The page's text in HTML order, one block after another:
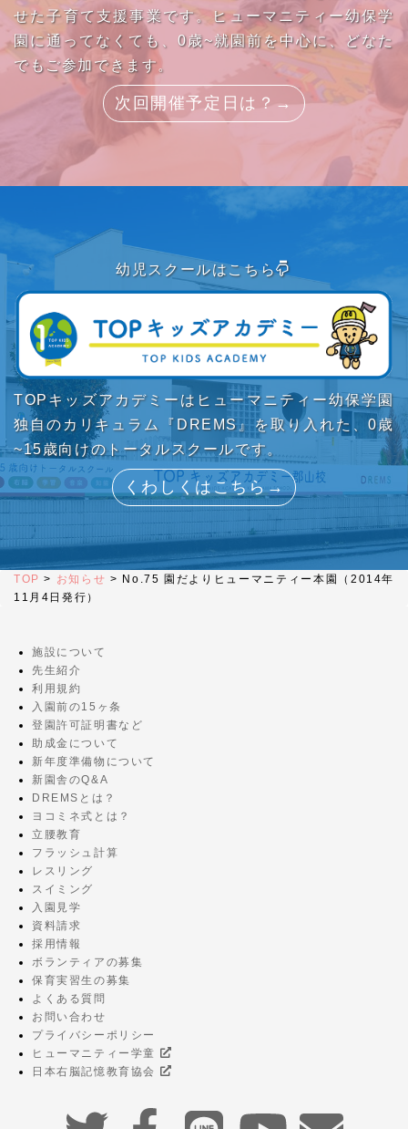
せた子育て支援事業です。ヒューマニティー幼保学
園に通ってなくても、0歳~就園前を中心に、どなた
でもご参加できます。
次回開催予定日は？→
幼児スクールはこちら
TOPキッズアカデミーはヒューマニティー幼保学園
独自のカリキュラム『DREMS』を取り入れた、0歳
~15歳向けのトータルスクールです。
くわしくはこちら→
TOP > お知らせ > No.75 園だよりヒューマニティー本園（2014年
11月4日発行）
施設について
先生紹介
利用規約
入園前の15ヶ条
登園許可証明書など
助成金について
新年度準備物について
新園舎のQ&A
DREMSとは？
ヨコミネ式とは？
立腰教育
フラッシュ計算
レスリング
スイミング
入園見学
資料請求
採用情報
ボランティアの募集
保育実習生の募集
よくある質問
お問い合わせ
プライバシーポリシー
ヒューマニティー学童
日本右脳記憶教育協会